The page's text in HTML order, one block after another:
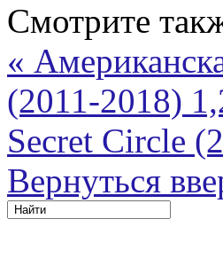
Смотрите
«
(2011-2018)
Secret Circle
Вернуться